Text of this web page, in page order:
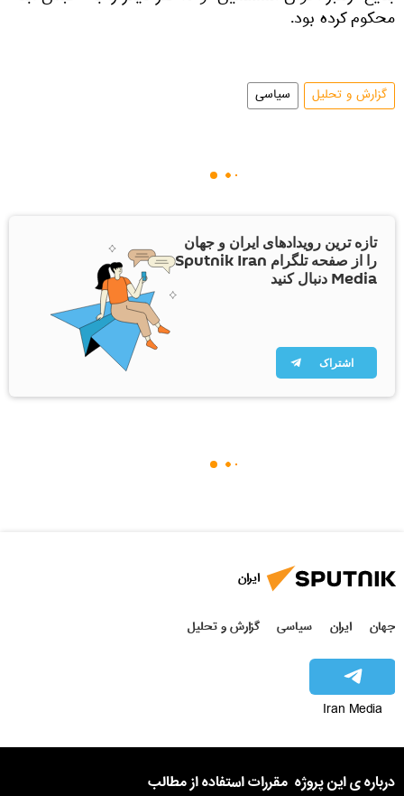
محکوم کرده بود.
گزارش و تحلیل سیاسی
تازه ترین رویدادهای ایران و جهان
را از صفحه تلگرام Sputnik Iran
Media دنبال کنید
اشتراک
ایران
جهان ایران سیاسی گزارش و تحلیل
Iran Media
درباره ی این پروژه مقررات استفاده از مطالب